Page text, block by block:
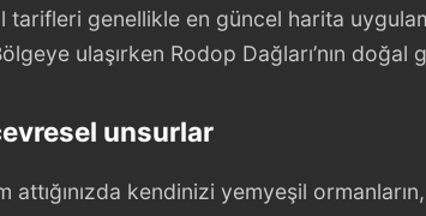
tarifleri genellikle en güncel harita
ulaşırken Rodop Dağları’nın
unsurlar
attığınızda kendinizi yemyeşil